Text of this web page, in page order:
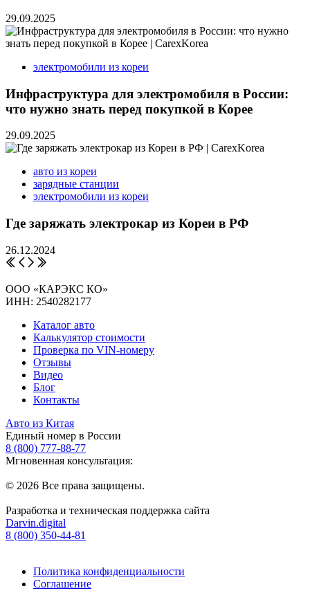
29.09.2025
электромобили из кореи
Инфраструктура для электромобиля в России:
что нужно знать перед покупкой в Корее
29.09.2025
авто из кореи
зарядные станции
электромобили из кореи
Где заряжать электрокар из Кореи в РФ
26.12.2024
ООО «КАРЭКС КО»
ИНН: 2540282177
Каталог авто
Калькулятор стоимости
Проверка по VIN-номеру
Отзывы
Видео
Блог
Контакты
Авто из Китая
Единый номер в России
8 (800) 777-88-77
Мгновенная консультация:
© 2026 Все права защищены.
Разработка и техническая поддержка сайта
Darvin.digital
8 (800) 350-44-81
Политика конфиденциальности
Соглашение